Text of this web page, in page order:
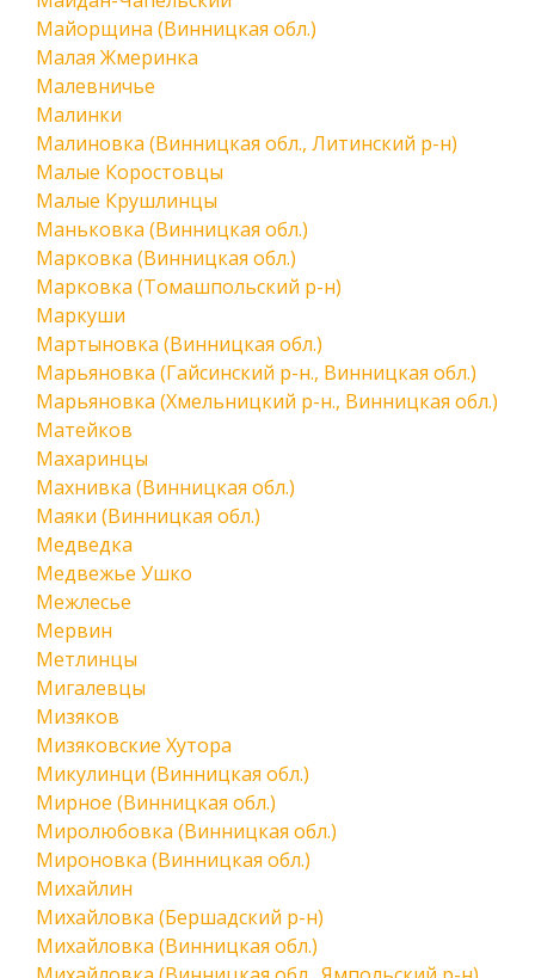
Майорщина (Винницкая обл.)
Малая Жмеринка
Малевничье
Малинки
Малиновка (Винницкая обл., Литинский р-н)
Малые Коростовцы
Малые Крушлинцы
Маньковка (Винницкая обл.)
Марковка (Винницкая обл.)
Марковка (Томашпольский р-н)
Маркуши
Мартыновка (Винницкая обл.)
Марьяновка (Гайсинский р-н., Винницкая обл.)
Марьяновка (Хмельницкий р-н., Винницкая обл.)
Матейков
Махаринцы
Махнивка (Винницкая обл.)
Маяки (Винницкая обл.)
Медведка
Медвежье Ушко
Межлесье
Мервин
Метлинцы
Мигалевцы
Мизяков
Мизяковские Хутора
Микулинци (Винницкая обл.)
Мирное (Винницкая обл.)
Миролюбовка (Винницкая обл.)
Мироновка (Винницкая обл.)
Михайлин
Михайловка (Бершадский р-н)
Михайловка (Винницкая обл.)